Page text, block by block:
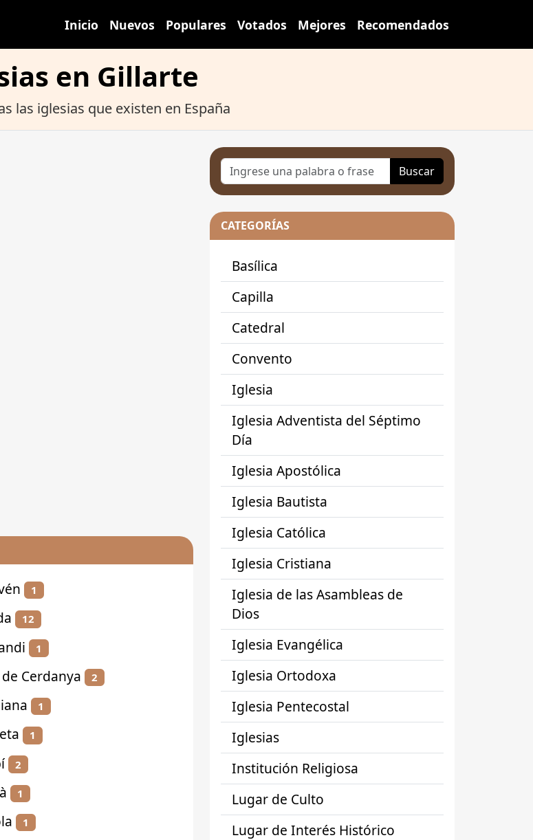
Inicio Nuevos Populares Votados Mejores Recomendados
en Gillarte
las iglesias que existen en España
1
12
1
Cerdanya 2
1
1
2
1
1
Buscar
CATEGORÍAS
Basílica
Capilla
Catedral
Convento
Iglesia
Iglesia Adventista del Séptimo
Día
Iglesia Apostólica
Iglesia Bautista
Iglesia Católica
Iglesia Cristiana
Iglesia de las Asambleas de
Dios
Iglesia Evangélica
Iglesia Ortodoxa
Iglesia Pentecostal
Iglesias
Institución Religiosa
Lugar de Culto
Lugar de Interés Histórico